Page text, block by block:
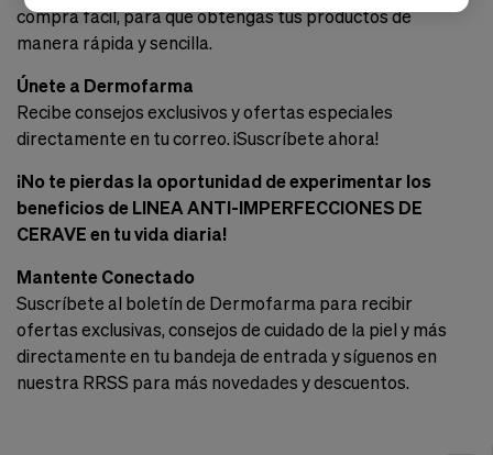
compra fácil, para que obtengas tus productos de
manera rápida y sencilla.
Únete a Dermofarma
Recibe consejos exclusivos y ofertas especiales
directamente en tu correo. ¡Suscríbete ahora!
¡No te pierdas la oportunidad de experimentar los
beneficios de LINEA ANTI-IMPERFECCIONES DE
CERAVE en tu vida diaria!
Mantente Conectado
Suscríbete al boletín de Dermofarma para recibir
ofertas exclusivas, consejos de cuidado de la piel y más
directamente en tu bandeja de entrada y síguenos en
nuestra RRSS para más novedades y descuentos.